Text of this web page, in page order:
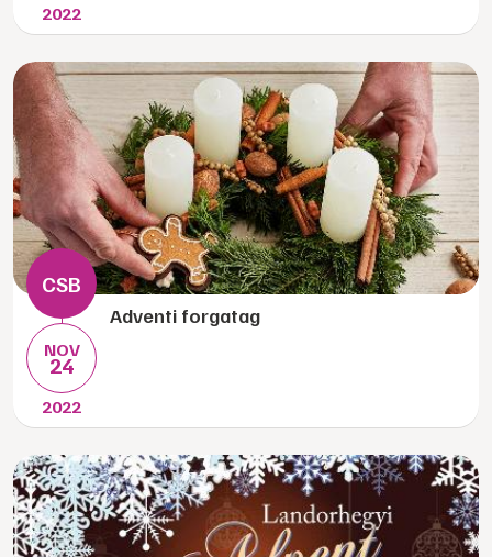
2022
NOV
24
2022
Adventi forgatag